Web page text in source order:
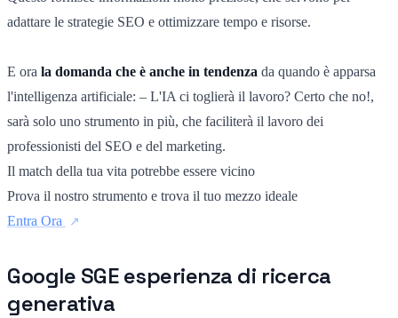
adattare le strategie SEO e ottimizzare tempo e risorse.
E ora la domanda che è anche in tendenza da quando è apparsa
l'intelligenza artificiale: – L'IA ci toglierà il lavoro? Certo che no!,
sarà solo uno strumento in più, che faciliterà il lavoro dei
professionisti del SEO e del marketing.
Il match della tua vita potrebbe essere vicino
Prova il nostro strumento e trova il tuo mezzo ideale
Entra Ora
Google SGE esperienza di ricerca
generativa